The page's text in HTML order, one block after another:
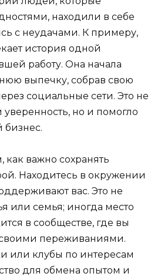
находили в себе
с неудачами. К примеру,
история одной
работу. Она начала
выпечку, собрав свою
социальные сети. Это не
уверенность, но и помогло
бизнес.
как важно сохранять
Находитесь в окружении
вас. Это не
или семья; иногда место
в сообществе, где вы
переживаниями.
или клубы по интересам
для обмена опытом и